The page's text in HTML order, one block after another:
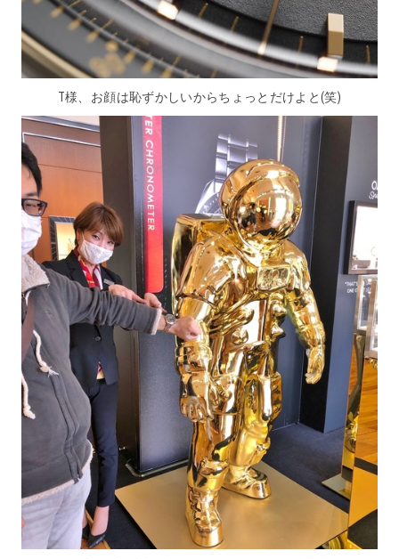
T様、お顔は恥ずかしいからちょっとだけよと(笑)